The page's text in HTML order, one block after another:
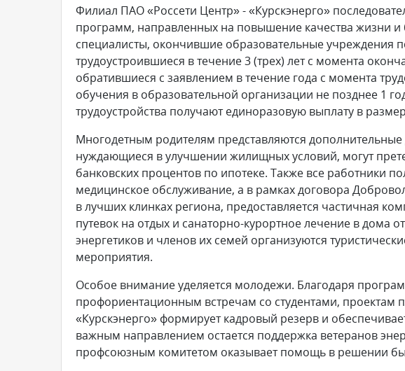
Филиал ПАО «Россети Центр» - «Курскэнерго»
программ, направленных на повышение качества жизни
специалисты, окончившие образовательные учреждения
трудоустроившиеся в течение 3 (трех) лет с момента
обратившиеся с заявлением в течение года с момента
обучения в образовательной организации не позднее 1
трудоустройства получают единоразовую выплату в
Многодетным родителям представляются дополнительные
нуждающиеся в улучшении жилищных условий, могут
банковских процентов по ипотеке. Также все работники
медицинское обслуживание, а в рамках договора
в лучших клинках региона, предоставляется частичная
путевок на отдых и санаторно-курортное лечение в дома
энергетиков и членов их семей организуются
мероприятия.
Особое внимание уделяется молодежи. Благодаря
профориентационным встречам со студентами, проектам
«Курскэнерго» формирует кадровый резерв и
важным направлением остается поддержка ветеранов
профсоюзным комитетом оказывает помощь в решении